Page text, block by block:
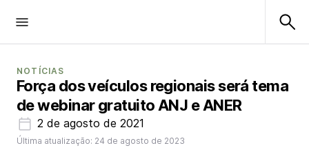
NOTÍCIAS
Força dos veículos regionais será tema
de webinar gratuito ANJ e ANER
2 de agosto de 2021
Última atualização: 24 de agosto de 2023